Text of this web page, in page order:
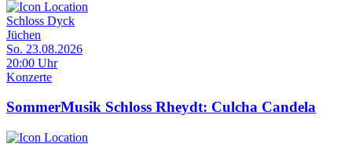
Schloss Dyck
Jüchen
So. 23.08.2026
20:00 Uhr
Konzerte
SommerMusik Schloss Rheydt: Culcha Candela